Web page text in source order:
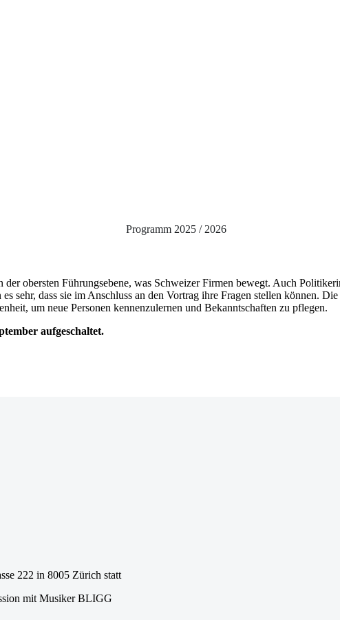
Programm 2025 / 2026
obersten Führungsebene, was Schweizer Firmen bewegt. Auch
sehr, dass sie im Anschluss an den Vortrag ihre Fragen stellen können.
um neue Personen kennenzulernen und Bekanntschaften zu pflegen.
aufgeschaltet.
222 in 8005 Zürich statt
mit Musiker BLIGG